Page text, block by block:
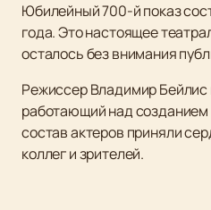
Юбилейный 700-й показ
года. Это настоящее
осталось без внимания
Режиссер Владимир Бейлис
работающий над созданием
состав актеров приняли
коллег и зрителей.